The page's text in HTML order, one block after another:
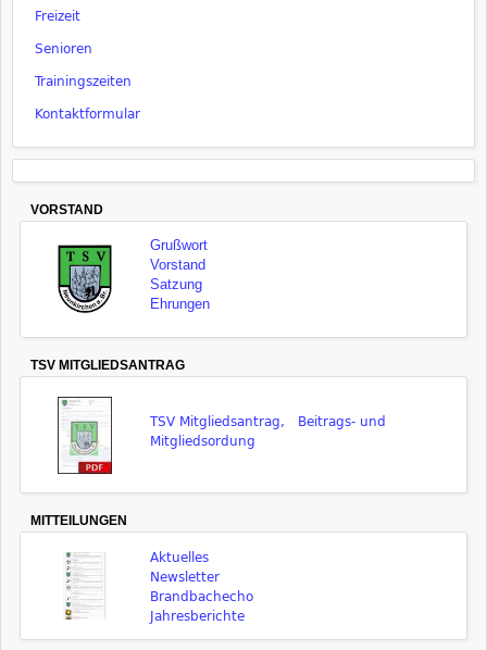
Freizeit
Senioren
Trainingszeiten
Kontaktformular
VORSTAND
Grußwort
Vorstand
Satzung
Ehrungen
TSV MITGLIEDSANTRAG
TSV Mitgliedsantrag, Beitrags- und
Mitgliedsordung
MITTEILUNGEN
Aktuelles
Newsletter
Brandbachecho
Jahresberichte